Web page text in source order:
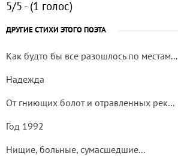
5/5 - (1 голос)
ДРУГИЕ СТИХИ ЭТОГО ПОЭТА
Как будто бы все разошлось по местам...
Надежда
От гниющих болот и отравленных рек...
Год 1992
Нищие, больные, сумасшедшие...